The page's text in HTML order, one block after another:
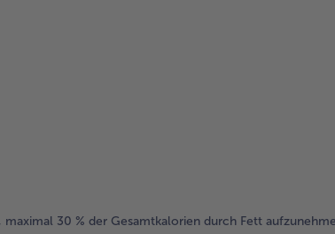
30 % der Gesamtkalorien durch Fett